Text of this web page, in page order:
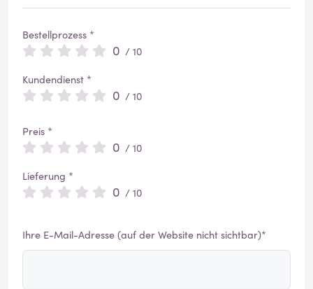
Bestellprozess *
0 / 10
Kundendienst *
0 / 10
Preis *
0 / 10
Lieferung *
0 / 10
Ihre E-Mail-Adresse (auf der Website nicht sichtbar)*